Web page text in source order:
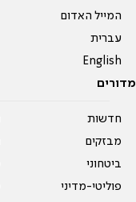
המייל האדום
עברית
English
מדורים
חדשות
מבזקים
ביטחוני
פוליטי-מדיני